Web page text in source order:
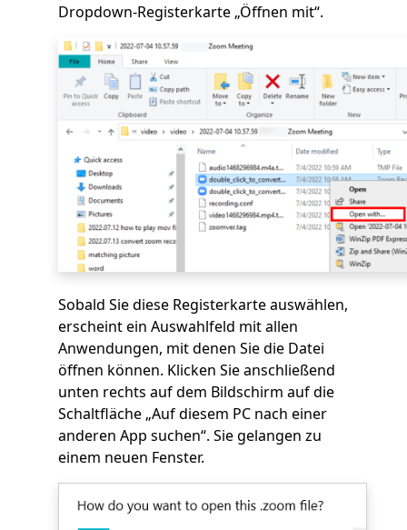
Dropdown-Registerkarte „Öffnen mit“.
Sobald Sie diese Registerkarte auswählen,
erscheint ein Auswahlfeld mit allen
Anwendungen, mit denen Sie die Datei
öffnen können. Klicken Sie anschließend
unten rechts auf dem Bildschirm auf die
Schaltfläche „Auf diesem PC nach einer
anderen App suchen“. Sie gelangen zu
einem neuen Fenster.